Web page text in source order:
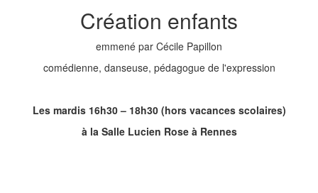
Création enfants
emmené par Cécile Papillon
comédienne, danseuse, pédagogue de l'expression
Les mardis 16h30 – 18h30 (hors vacances scolaires)
à la Salle Lucien Rose à Rennes